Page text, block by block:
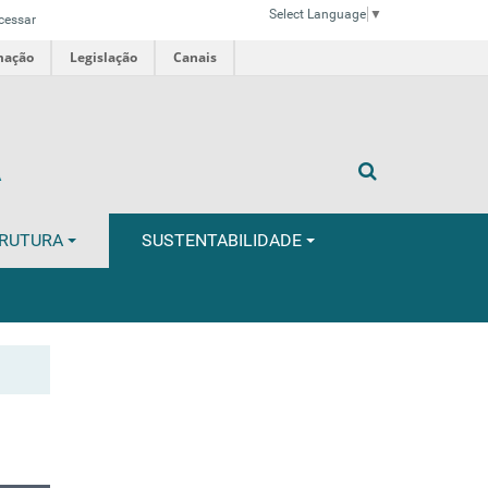
Select Language ▼
Legislação Canais
SUSTENTABILIDADE